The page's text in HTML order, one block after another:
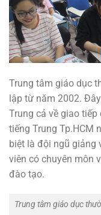
Trung tâm giáo dục
lập từ năm 2002.
Trung cả về giao
tiếng Trung Tp.HCM
biệt là đội ngũ giảng
viên có chuyên môn
đào tạo.
Trung tâm giáo dục